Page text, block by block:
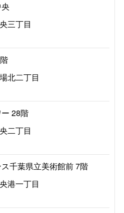
三丁目
北二丁目
28階
二丁目
千葉県立美術館前 7階
港一丁目